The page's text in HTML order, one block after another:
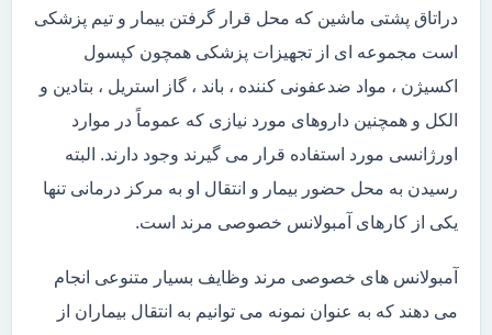
دراتاق پشتی ماشین که محل قرار گرفتن بیمار و تیم پزشکی
است مجموعه ای از تجهیزات پزشکی همچون کپسول
اکسیژن ، مواد ضدعفونی کننده ، باند ، گاز استریل ، بتادین و
الکل و همچنین داروهای مورد نیازی که عموماً در موارد
اورژانسی مورد استفاده قرار می گیرند وجود دارند. البته
رسیدن به محل حضور بیمار و انتقال او به مرکز درمانی تنها
یکی از کارهای آمبولانس خصوصی مرند است.
آمبولانس های خصوصی مرند وظایف بسیار متنوعی انجام
می دهند که به عنوان نمونه می توانیم به انتقال بیماران از